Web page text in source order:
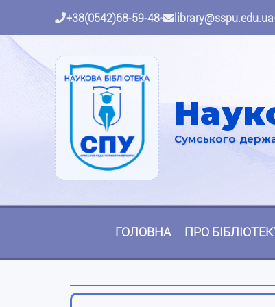
+38(0542)68-59-48• library@sspu.edu.ua
Сумського
ГОЛОВНА ПРО